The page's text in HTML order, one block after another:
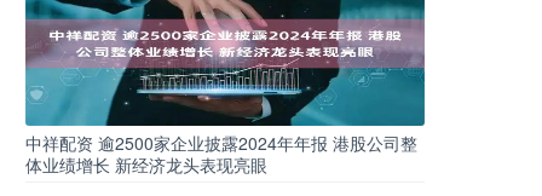
中祥配资 逾2500家企业披露2024年年报 港股公司整
体业绩增长 新经济龙头表现亮眼